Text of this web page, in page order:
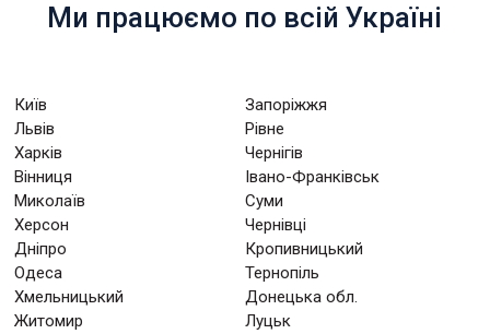
Ми працюємо по всій Україні
Київ
Запоріжжя
Львів
Рівне
Харків
Чернігів
Вінниця
Івано-Франківськ
Миколаїв
Суми
Херсон
Чернівці
Дніпро
Кропивницький
Одеса
Тернопіль
Хмельницький
Донецька обл.
Житомир
Луцьк